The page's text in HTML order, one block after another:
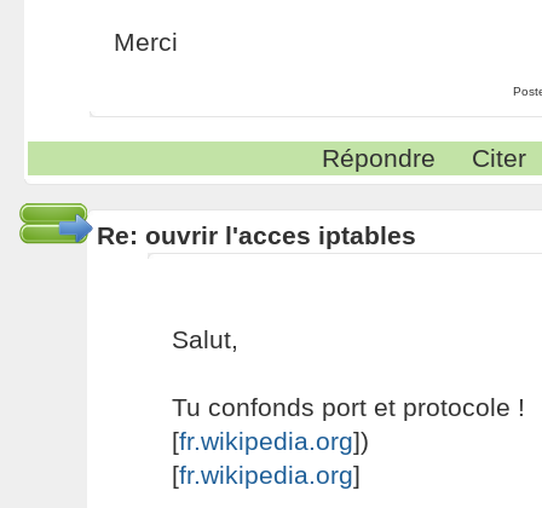
Merci
Répondre Citer
Re: ouvrir l'acces iptables
Salut,
Tu confonds port et protocole !
[fr.wikipedia.org])
[fr.wikipedia.org]